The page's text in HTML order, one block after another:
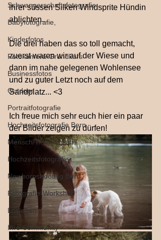
Schwangerschaftsfotografie
Babyfotografie,
Kinderfotos
Fotokamera-Grundkurs
Businessfotos
Outdoor
Portraitfotografie
Hochzeitsfotografie Bern
Mensch/Tierfotografie
Hochzeitsfotografie
Newbornshooting Bern
Fotografie-Workshop
Loslegen
Ihre Community
ihrer süssen Silken Windsprite Hündin
ablichten...
Die drei haben das so toll gemacht,
zuerst waren wir auf der Wiese und
dann im nahe gelegenen Wohlensee
und zu guter Letzt noch auf dem
Sandplatz... <3
Ich freue mich sehr euch hier ein paar
der Bilder zeigen zu dürfen!